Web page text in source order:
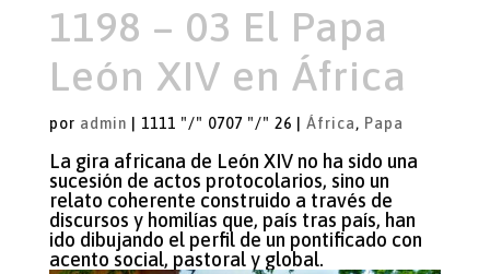
1198 – 03 El Papa
León XIV en África
por admin 1111 "/" 0707 "/" 26 África, Papa
La gira africana de León XIV no ha sido una
sucesión de actos protocolarios, sino un
relato coherente construido a través de
discursos y homilías que, país tras país, han
ido dibujando el perfil de un pontificado con
acento social, pastoral y global.